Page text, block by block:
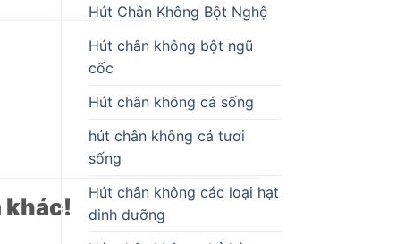
khác!
Hút Chân Không Bột Nghệ
Hút chân không bột ngũ
cốc
Hút chân không cá sống
hút chân không cá tươi
sống
Hút chân không các loại hạt
dinh dưỡng